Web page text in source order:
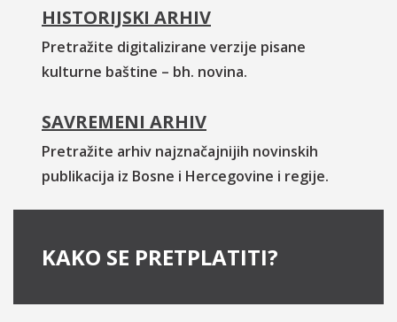
HISTORIJSKI ARHIV
Pretražite digitalizirane verzije pisane
kulturne baštine – bh. novina.
SAVREMENI ARHIV
Pretražite arhiv najznačajnijih novinskih
publikacija iz Bosne i Hercegovine i regije.
KAKO SE PRETPLATITI?